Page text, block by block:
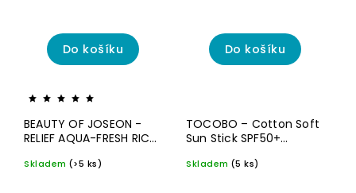
Do košíku Do košíku
BEAUTY OF JOSEON -
RELIEF AQUA-FRESH RICE
lehkou texturou SPF50+
Skladem (>5 ks)
mastnou
pleť
TOCOBO – Cotton Soft
Sun Stick SPF50+
- 19 g
Skladem (5 ks)